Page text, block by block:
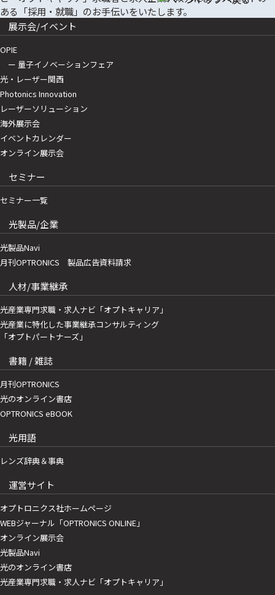
展示会/イベント
OPIE
ー 量子イノベーションフェア
光・レーザー関西
Photonics Innovation
レーザーソリューション
海外展示会
イベントカレンダー
オンライン展示会
セミナー
セミナー一覧
光製品/企業
光製品Navi
月刊OPTRONICS 製品広告資料請求
人材/事業継承
光産業専門求職・求人ナビ「オプトキャリア」
光産業に特化した事業継承コンサルティング
「オプトパートナーズ」
書籍 / 雑誌
月刊OPTRONICS
光のオンライン書店
OPTRONICS eBOOK
光用語
レンズ辞典＆事典
運営サイト
オプトロニクス社ホームページ
WEBジャーナル「OPTRONICS ONLINE」
オンライン展示会
光製品Navi
光のオンライン書店
光産業専門求職・求人ナビ「オプトキャリア」